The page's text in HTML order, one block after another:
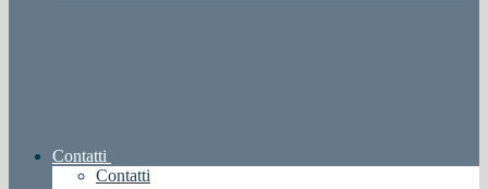
Contatti
Contatti